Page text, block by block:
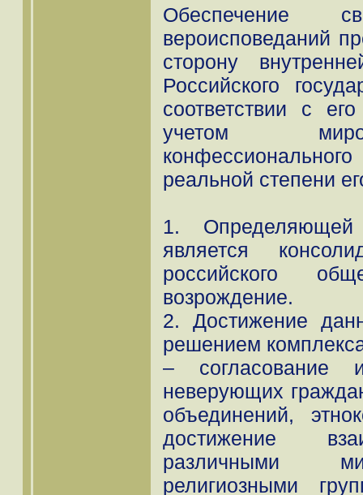
Обеспечение
вероисповеданий
сторону
Российского
соответствии с
учетом
реальной степени
1.
является
российского
возрождение.
2. Достижение
решением
– согласование
неверующих
объединений,
достижение
различными
религиозными